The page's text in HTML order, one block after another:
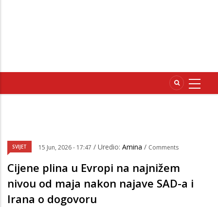
SVIJET 15 Jun, 2026 - 17:47 / Uredio: Amina / Comments
Cijene plina u Evropi na najnižem
nivou od maja nakon najave SAD-a i
Irana o dogovoru